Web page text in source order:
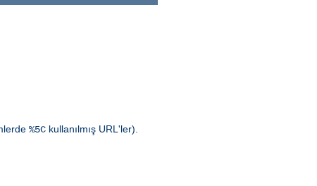
%5C kullanılmış URL'ler).